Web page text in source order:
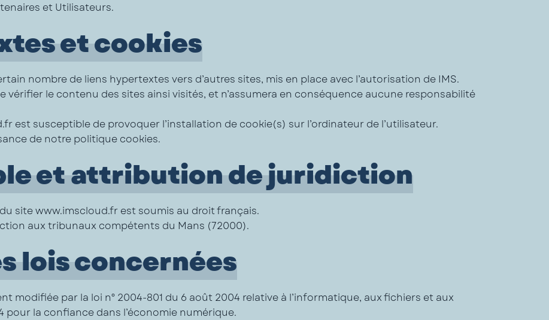
et Utilisateurs.
et cookies
nombre de liens hypertextes vers d’autres sites, mis en place avec l’autorisation de IMS.
vérifier le contenu des sites ainsi visités, et n’assumera en conséquence aucune responsabilité
est susceptible de provoquer l’installation de cookie(s) sur l’ordinateur de l’utilisateur.
de notre politique cookies.
et attribution de juridiction
site www.imscloud.fr est soumis au droit français.
aux tribunaux compétents du Mans (72000).
lois concernées
modifiée par la loi n° 2004-801 du 6 août 2004 relative à l’informatique, aux fichiers et aux
pour la confiance dans l’économie numérique.